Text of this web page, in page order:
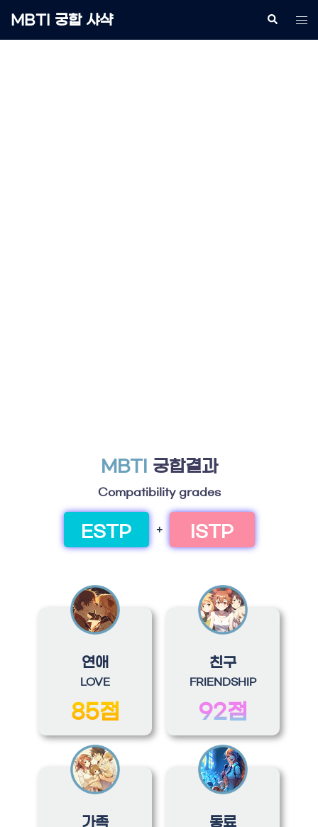
to
MBTI 궁합 샤샥 Search
MBTI 궁합결과
Compatibility grades
ESTP + ISTP
연애
LOVE
85점
친구
FRIENDSHIP
92점
가족 동료